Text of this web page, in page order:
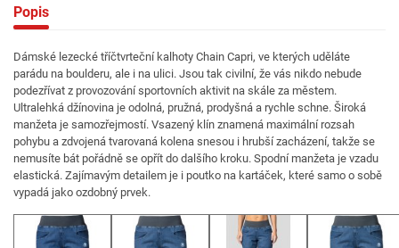
Popis
Dámské lezecké tříčtvrteční kalhoty Chain Capri, ve kterých uděláte
parádu na boulderu, ale i na ulici. Jsou tak civilní, že vás nikdo nebude
podezřívat z provozování sportovních aktivit na skále za městem.
Ultralehká džínovina je odolná, pružná, prodyšná a rychle schne. Široká
manžeta je samozřejmostí. Vsazený klín znamená maximální rozsah
pohybu a zdvojená tvarovaná kolena snesou i hrubší zacházení, takže se
nemusíte bát pořádně se opřít do dalšího kroku. Spodní manžeta je vzadu
elastická. Zajímavým detailem je i poutko na kartáček, které samo o sobě
vypadá jako ozdobný prvek.